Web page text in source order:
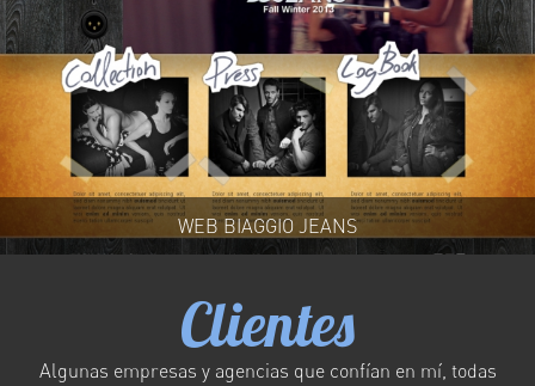
WEB BIAGGIO JEANS
Clientes
Algunas empresas y agencias que confían en mí, todas